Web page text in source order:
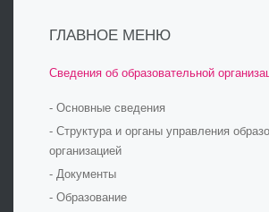
ГЛАВНОЕ МЕНЮ
Сведения об образовательной
- Основные сведения
- Структура и органы управления
организацией
- Документы
- Образование